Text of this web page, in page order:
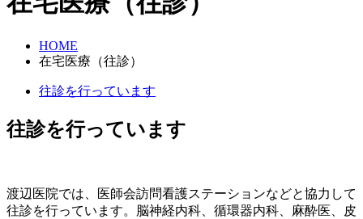
HOME
在宅医療（往診）
往診を行っています
往診を行っています
渡辺医院では、医師会訪問看護ステーションなどと協力して
往診を行っています。脳神経内科、循環器内科、麻酔医、皮